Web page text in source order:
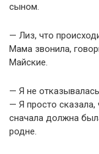
сыном.
— Лиз, что
Мама звонила,
Майские.
— Я не
— Я просто
сначала должна
родне.